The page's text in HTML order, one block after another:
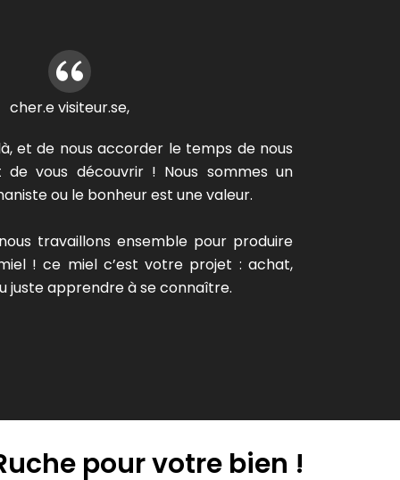
cher.e visiteur.se,
et de nous accorder le temps de nous
vous découvrir ! Nous sommes un
ou le bonheur est une valeur.
travaillons ensemble pour produire
! ce miel c’est votre projet : achat,
juste apprendre à se connaître.
pour votre bien !